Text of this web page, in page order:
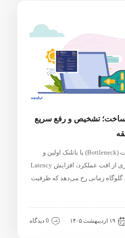
تشخیص و رفع سریع
پیدا کردن گلوگاه زیرساخت (Bottleneck) یا باتلنک اولین و
مهم‌ترین قدم برای جلوگیری از افت عملکرد، افزایش Latency
زمانی رخ می‌دهد که ظرفیت
۱۹ اردیبهشت ۱۴۰۵ 0 دیدگاه